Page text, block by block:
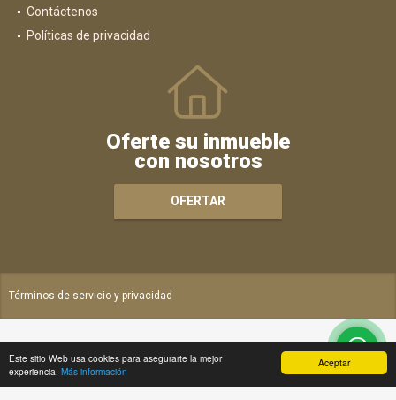
Aceptar
Este sitio Web usa cookies para asegurarte la mejor
experiencia. Más información
Contáctenos
Políticas de privacidad
Oferte su inmueble
con nosotros
OFERTAR
Términos de servicio y privacidad